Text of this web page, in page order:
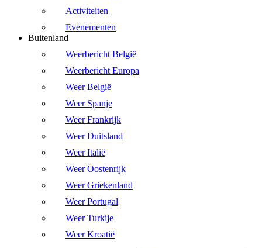
Activiteiten
Evenementen
Buitenland
Weerbericht België
Weerbericht Europa
Weer België
Weer Spanje
Weer Frankrijk
Weer Duitsland
Weer Italië
Weer Oostenrijk
Weer Griekenland
Weer Portugal
Weer Turkije
Weer Kroatië